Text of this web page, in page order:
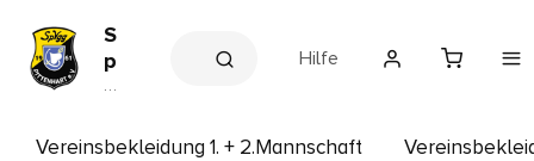
S
p
V
g
e
Hilfe
Vereinsbekleidung 1. + 2.Mannschaft